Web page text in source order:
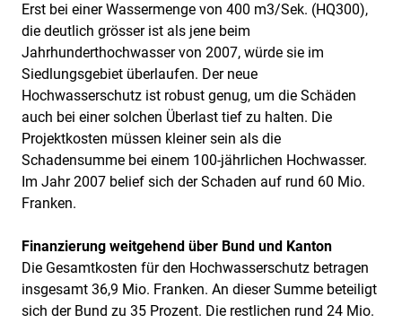
Erst bei einer Wassermenge von 400 m3/Sek. (HQ300),
die deutlich grösser ist als jene beim
Jahrhunderthochwasser von 2007, würde sie im
Siedlungsgebiet überlaufen. Der neue
Hochwasserschutz ist robust genug, um die Schäden
auch bei einer solchen Überlast tief zu halten. Die
Projektkosten müssen kleiner sein als die
Schadensumme bei einem 100-jährlichen Hochwasser.
Im Jahr 2007 belief sich der Schaden auf rund 60 Mio.
Franken.
Finanzierung weitgehend über Bund und Kanton
Die Gesamtkosten für den Hochwasserschutz betragen
insgesamt 36,9 Mio. Franken. An dieser Summe beteiligt
sich der Bund zu 35 Prozent. Die restlichen rund 24 Mio.